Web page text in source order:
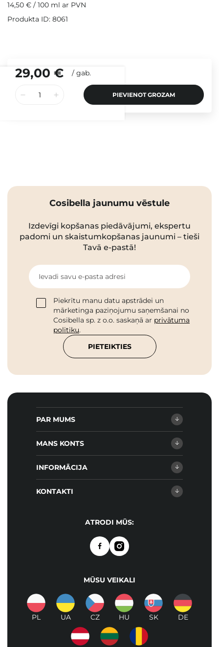
29,00 € / gab.
PIEVIENOT GROZAM
14,50 € / 100 ml ar PVN
Produkta ID: 8061
Cosibella jaunumu vēstule
Izdevīgi kopšanas piedāvājumi, ekspertu
padomi un skaistumkopšanas jaunumi – tieši
Tavā e-pastā!
Ievadi savu e-pasta adresi
Piekrītu manu datu apstrādei un
mārketinga paziņojumu saņemšanai no
Cosibella sp. z o.o. saskaņā ar privātuma
politiku.
PIETEIKTIES
PAR MUMS
MANS KONTS
INFORMĀCIJA
KONTAKTI
ATRODI MŪS:
MŪSU VEIKALI
PL UA CZ HU SK DE